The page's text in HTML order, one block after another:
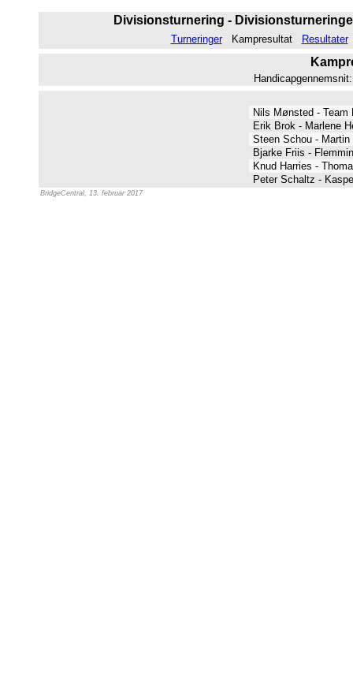
Divisionsturnering -
Turneringer Kampresultat Resultater
Nils Mønsted -
Erik Brok - Marlene
Steen Schou -
Bjarke Friis -
Knud Harries -
Peter Schaltz -
BridgeCentral, 13. februar 2017